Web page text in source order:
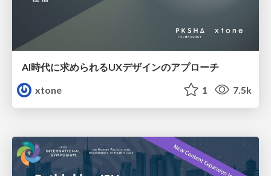
AI時代に求められるUXデザインのアプローチ
xtone
1 7.5k